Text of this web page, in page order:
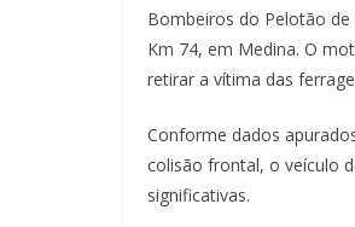
Bombeiros do Pelotão
Km 74, em Medina. O
retirar a vítima das
Conforme dados
colisão frontal, o veículo
significativas.